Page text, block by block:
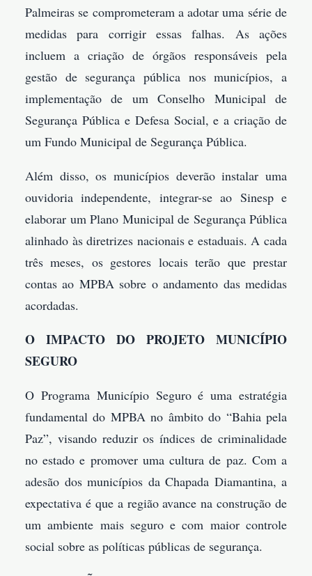
Palmeiras se comprometeram a adotar uma série de
medidas para corrigir essas falhas. As ações
incluem a criação de órgãos responsáveis pela
gestão de segurança pública nos municípios, a
implementação de um Conselho Municipal de
Segurança Pública e Defesa Social, e a criação de
um Fundo Municipal de Segurança Pública.
Além disso, os municípios deverão instalar uma
ouvidoria independente, integrar-se ao Sinesp e
elaborar um Plano Municipal de Segurança Pública
alinhado às diretrizes nacionais e estaduais. A cada
três meses, os gestores locais terão que prestar
contas ao MPBA sobre o andamento das medidas
acordadas.
O IMPACTO DO PROJETO MUNICÍPIO
SEGURO
O Programa Município Seguro é uma estratégia
fundamental do MPBA no âmbito do “Bahia pela
Paz”, visando reduzir os índices de criminalidade
no estado e promover uma cultura de paz. Com a
adesão dos municípios da Chapada Diamantina, a
expectativa é que a região avance na construção de
um ambiente mais seguro e com maior controle
social sobre as políticas públicas de segurança.